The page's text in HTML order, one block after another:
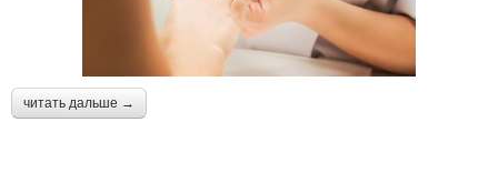
читать дальше →